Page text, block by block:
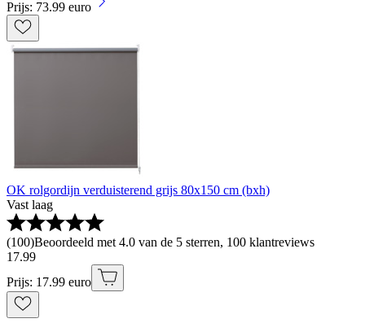
Prijs: 73.99 euro
OK rolgordijn verduisterend grijs 80x150 cm (bxh)
Vast laag
(100)Beoordeeld met 4.0 van de 5 sterren, 100 klantreviews
17.99
Prijs: 17.99 euro